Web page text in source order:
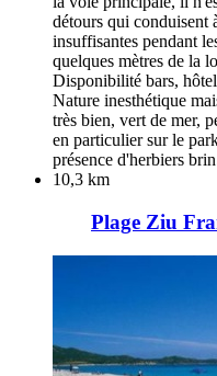
détours qui conduisent
insuffisantes pendant
quelques mètres de la
Disponibilité bars,
Nature inesthétique
très bien, vert de mer,
en particulier sur le
présence d'herbiers
10,3 km
Plage Ziu